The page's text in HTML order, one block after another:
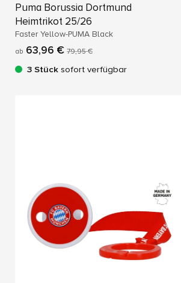
Puma Borussia Dortmund
Heimtrikot 25/26
Faster Yellow-PUMA Black
ab 63,96 € 79,95 €
3 Stück sofort verfügbar